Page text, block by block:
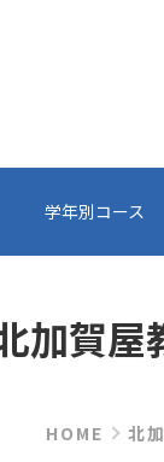
学年別コース
加賀屋
HOME 北